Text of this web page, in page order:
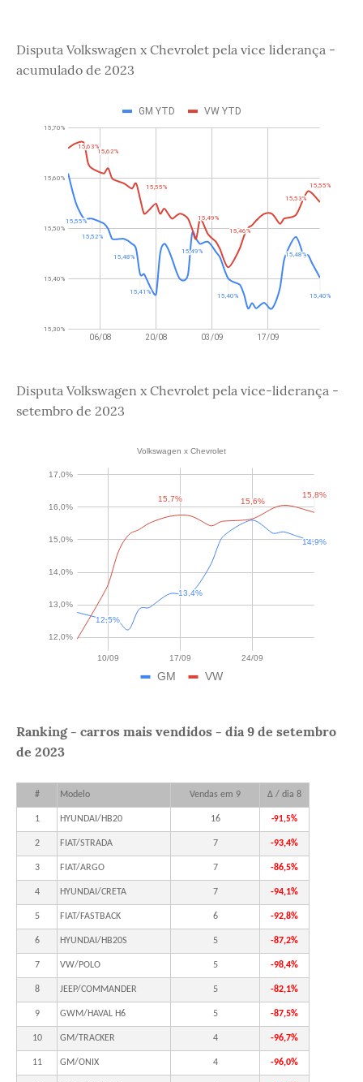
Disputa Volkswagen x Chevrolet pela vice liderança -
acumulado de 2023
Disputa Volkswagen x Chevrolet pela vice-liderança -
setembro de 2023
Ranking - carros mais vendidos - dia 9 de setembro
de 2023
# Modelo Vendas em 9 Δ / dia 8
1 HYUNDAI/HB20 16 -91,5%
2 FIAT/STRADA 7 -93,4%
3 FIAT/ARGO 7 -86,5%
4 HYUNDAI/CRETA 7 -94,1%
5 FIAT/FASTBACK 6 -92,8%
6 HYUNDAI/HB20S 5 -87,2%
7 VW/POLO 5 -98,4%
8 JEEP/COMMANDER 5 -82,1%
9 GWM/HAVAL H6 5 -87,5%
10 GM/TRACKER 4 -96,7%
11 GM/ONIX 4 -96,0%